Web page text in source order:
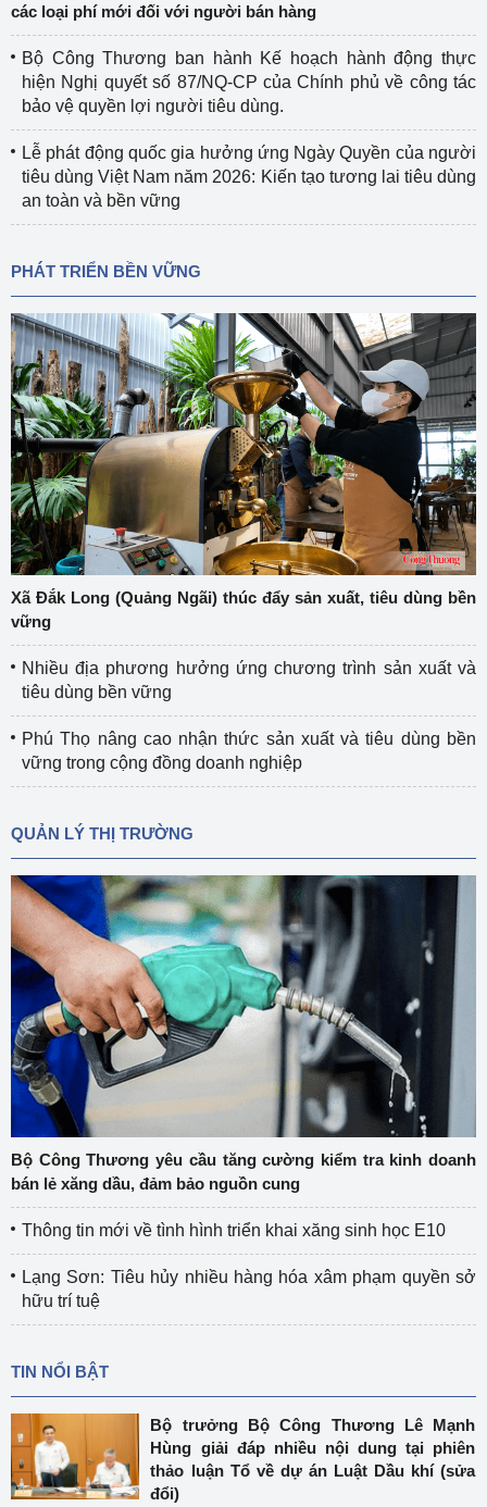
các loại phí mới đối với người bán hàng
Bộ Công Thương ban hành Kế hoạch hành động thực
hiện Nghị quyết số 87/NQ-CP của Chính phủ về công tác
bảo vệ quyền lợi người tiêu dùng.
Lễ phát động quốc gia hưởng ứng Ngày Quyền của người
tiêu dùng Việt Nam năm 2026: Kiến tạo tương lai tiêu dùng
an toàn và bền vững
PHÁT TRIỂN BỀN VỮNG
Xã Đắk Long (Quảng Ngãi) thúc đẩy sản xuất, tiêu dùng bền
vững
Nhiều địa phương hưởng ứng chương trình sản xuất và
tiêu dùng bền vững
Phú Thọ nâng cao nhận thức sản xuất và tiêu dùng bền
vững trong cộng đồng doanh nghiệp
QUẢN LÝ THỊ TRƯỜNG
Bộ Công Thương yêu cầu tăng cường kiểm tra kinh doanh
bán lẻ xăng dầu, đảm bảo nguồn cung
Thông tin mới về tình hình triển khai xăng sinh học E10
Lạng Sơn: Tiêu hủy nhiều hàng hóa xâm phạm quyền sở
hữu trí tuệ
TIN NỔI BẬT
Bộ trưởng Bộ Công Thương Lê Mạnh
Hùng giải đáp nhiều nội dung tại phiên
thảo luận Tổ về dự án Luật Dầu khí (sửa
đổi)